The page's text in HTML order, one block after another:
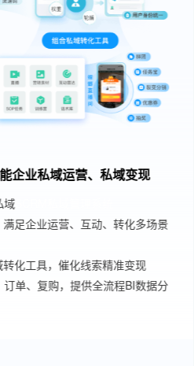
企业私域运营、私域变现
域SCRM私域管理系统
足企业运营、互动、转化多场景
化工具，催化线索精准变现
单、复购，提供全流程BI数据分